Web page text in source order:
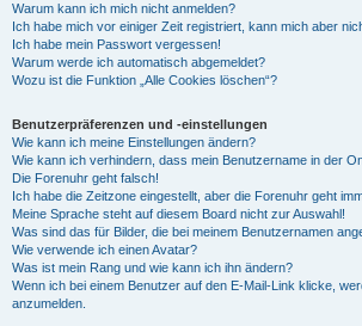
Warum kann ich mich nicht anmelden?
Ich habe mich vor einiger Zeit registriert, kann mich aber
Ich habe mein Passwort vergessen!
Warum werde ich automatisch abgemeldet?
Wozu ist die Funktion „Alle Cookies löschen“?
Benutzerpräferenzen und -einstellungen
Wie kann ich meine Einstellungen ändern?
Wie kann ich verhindern, dass mein Benutzername in der
Die Forenuhr geht falsch!
Ich habe die Zeitzone eingestellt, aber die Forenuhr geht
Meine Sprache steht auf diesem Board nicht zur Auswahl!
Was sind das für Bilder, die bei meinem Benutzernamen
Wie verwende ich einen Avatar?
Was ist mein Rang und wie kann ich ihn ändern?
Wenn ich bei einem Benutzer auf den E-Mail-Link klicke,
anzumelden.